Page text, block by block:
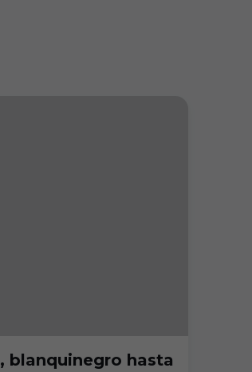
blanquinegro hasta